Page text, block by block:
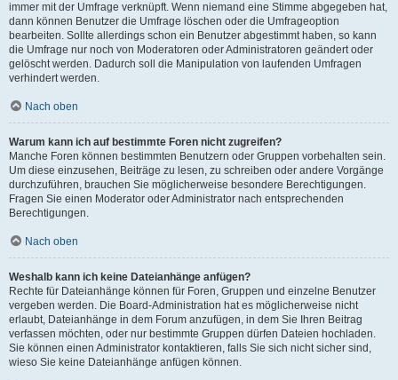
immer mit der Umfrage verknüpft. Wenn niemand eine Stimme abgegeben hat,
dann können Benutzer die Umfrage löschen oder die Umfrageoption
bearbeiten. Sollte allerdings schon ein Benutzer abgestimmt haben, so kann
die Umfrage nur noch von Moderatoren oder Administratoren geändert oder
gelöscht werden. Dadurch soll die Manipulation von laufenden Umfragen
verhindert werden.
Nach oben
Warum kann ich auf bestimmte Foren nicht zugreifen?
Manche Foren können bestimmten Benutzern oder Gruppen vorbehalten sein.
Um diese einzusehen, Beiträge zu lesen, zu schreiben oder andere Vorgänge
durchzuführen, brauchen Sie möglicherweise besondere Berechtigungen.
Fragen Sie einen Moderator oder Administrator nach entsprechenden
Berechtigungen.
Nach oben
Weshalb kann ich keine Dateianhänge anfügen?
Rechte für Dateianhänge können für Foren, Gruppen und einzelne Benutzer
vergeben werden. Die Board-Administration hat es möglicherweise nicht
erlaubt, Dateianhänge in dem Forum anzufügen, in dem Sie Ihren Beitrag
verfassen möchten, oder nur bestimmte Gruppen dürfen Dateien hochladen.
Sie können einen Administrator kontaktieren, falls Sie sich nicht sicher sind,
wieso Sie keine Dateianhänge anfügen können.